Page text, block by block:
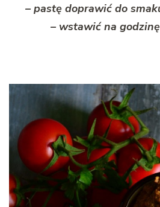
– pastę doprawić do
– wstawić na